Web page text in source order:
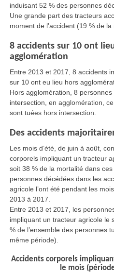
induisant 52 % des personnes
Une grande part des tracteurs
moment de l’accident (19 % de la
8 accidents sur 10 ont
agglomération
Entre 2013 et 2017, 8 accidents
sur 10 ont eu lieu hors
Hors agglomération, 8
intersection, en agglomération,
sont tuées hors intersection.
Des accidents
Les mois d’été, de juin à août,
corporels impliquant un tracteur
soit 38 % de la mortalité dans
personnes décédées dans les
agricole l’ont été pendant les
2013 à 2017.
Entre 2013 et 2017, les
impliquant un tracteur agricole le
% de l’ensemble des personnes
même période).
Accidents corporels
le mois